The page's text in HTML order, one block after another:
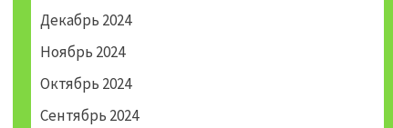
Декабрь 2024
Ноябрь 2024
Октябрь 2024
Сентябрь 2024